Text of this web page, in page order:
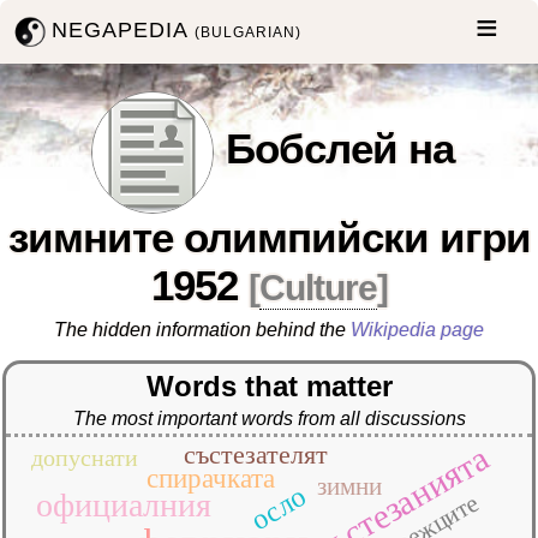
NEGAPEDIA(BULGARIAN)
Бобслей на
зимните олимпийски игри
1952 [Culture]
The hidden information behind the Wikipedia page
Words that matter
The most important words from all discussions
състезанията
официалния осло
спирачката
състезателят
зимни
допуснати